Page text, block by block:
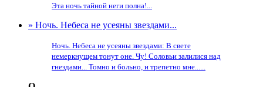
Эта ночь тайной неги полна!...
» Ночь. Небеса не усеяны звездами...
Ночь. Небеса не усеяны звездами: В свете
немеркнущем тонут оне. Чу! Соловьи залилися над
гнездами... Томно и больно, и трепетно мне......